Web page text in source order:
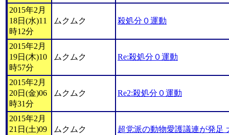
2015年2月
18日(水)11
時12分
ムクムク 殺処分０運動
2015年2月
19日(木)10
時57分
ムクムク Re:殺処分０運動
2015年2月
20日(金)06
時31分
ムクムク Re2:殺処分０運動
2015年2月
21日(土)09
ムクムク 超党派の動物愛護議連が発足